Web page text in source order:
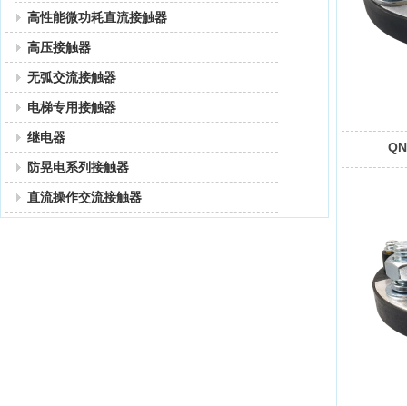
高性能微功耗直流接触器
高压接触器
无弧交流接触器
电梯专用接触器
继电器
防晃电系列接触器
直流操作交流接触器